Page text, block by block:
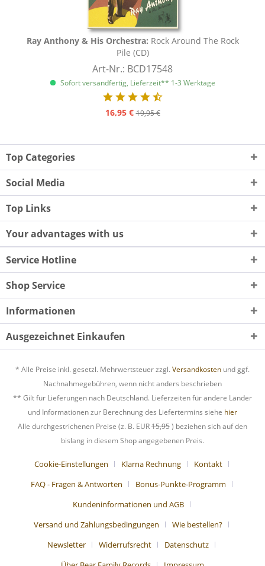
Ray Anthony & His Orchestra: Rock Around The Rock
Pile (CD)
Art-Nr.: BCD17548
Sofort versandfertig, Lieferzeit** 1-3 Werktage
16,95 € 19,95 €
Top Categories
Social Media
Top Links
Your advantages with us
Service Hotline
Shop Service
Informationen
Ausgezeichnet Einkaufen
* Alle Preise inkl. gesetzl. Mehrwertsteuer zzgl. Versandkosten und ggf.
Nachnahmegebühren, wenn nicht anders beschrieben
** Gilt für Lieferungen nach Deutschland. Lieferzeiten für andere Länder
und Informationen zur Berechnung des Liefertermins siehe hier
Alle durchgestrichenen Preise (z. B. EUR15,95) beziehen sich auf den
bislang in diesem Shop angegebenen Preis.
Cookie-Einstellungen Klarna Rechnung
Kontakt
FAQ - Fragen & Antworten
Bonus-Punkte-Programm
Kundeninformationen und AGB
Versand und Zahlungsbedingungen
Wie bestellen?
Newsletter
Widerrufsrecht
Datenschutz